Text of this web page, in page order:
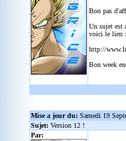
Bon pas
Un sujet est
voici le lien :
http://
Bon week
Mise a jour du: Samedi 19
Sujet: Version 12 !
Par: